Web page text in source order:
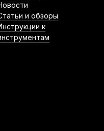
и обзоры
к